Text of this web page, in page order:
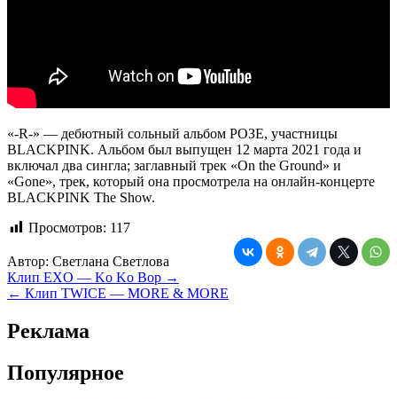
«-R-» — дебютный сольный альбом РОЗЕ, участницы
BLACKPINK. Альбом был выпущен 12 марта 2021 года и
включал два сингла; заглавный трек «On the Ground» и
«Gone», трек, который она просмотрела на онлайн-концерте
BLACKPINK The Show.
Просмотров: 117
Автор: Светлана Светлова
Навигация
по
записям
Клип EXO — Ko Ko Bop →
← Клип TWICE — MORE & MORE
Реклама
Популярное